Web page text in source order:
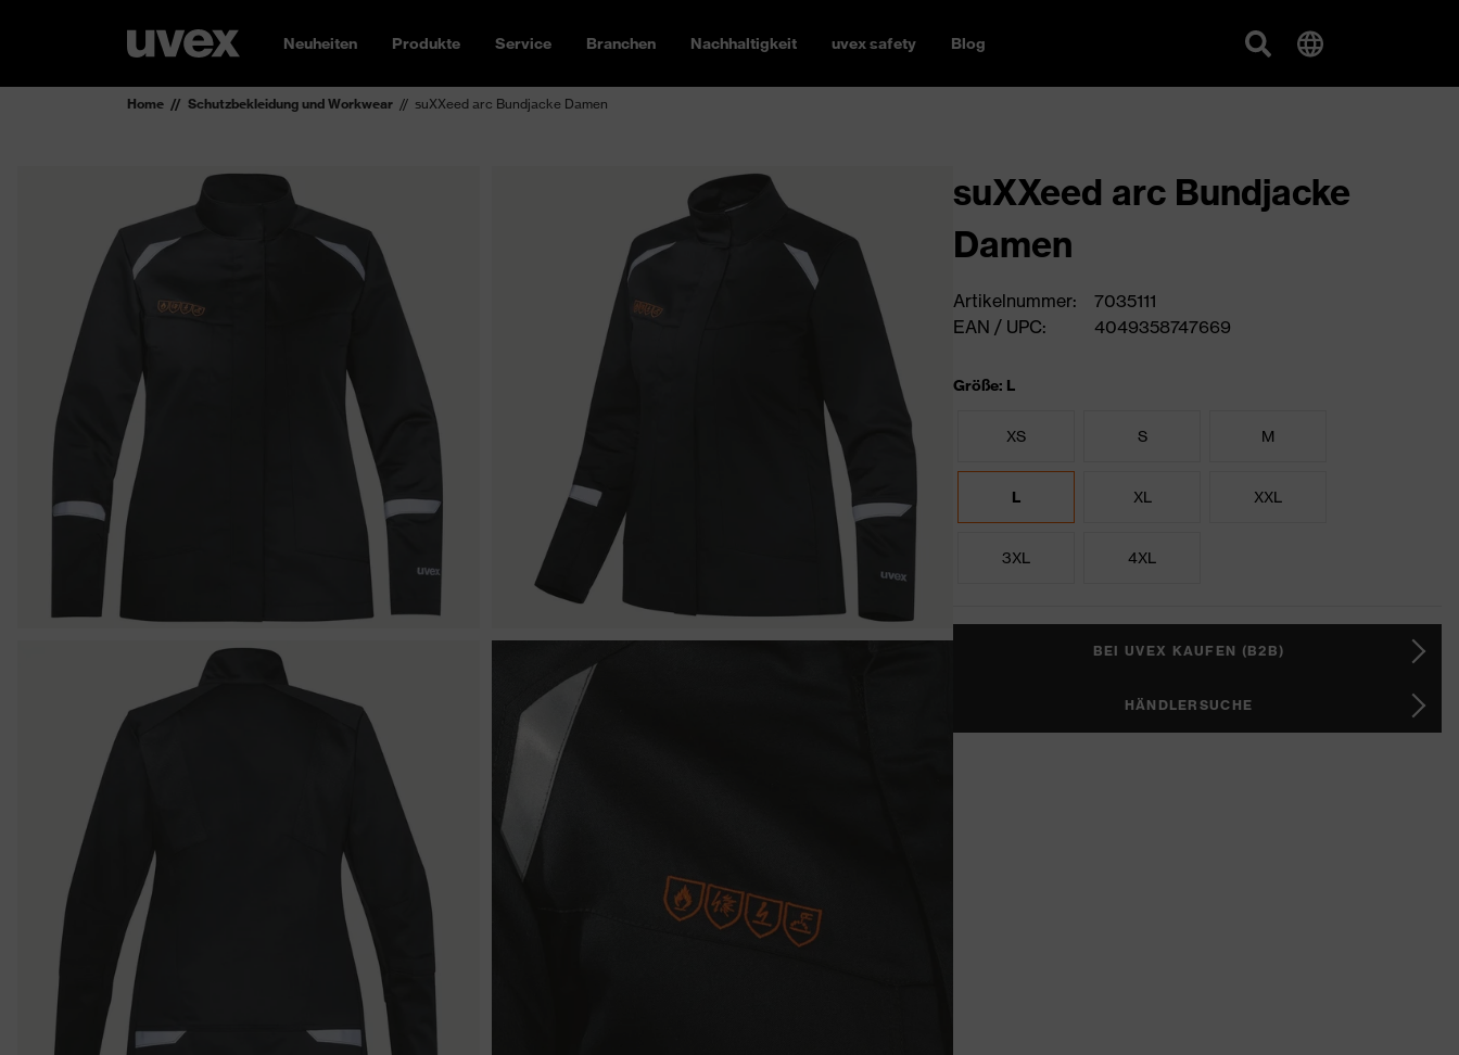
Neuheiten Produkte Service Branchen Nachhaltigkeit uvex safety Blog
Home Schutzbekleidung und Workwear suXXeed arc Bundjacke Damen
suXXeed arc Bundjacke
Damen
Artikelnummer:
7035111
EAN / UPC:
4049358747669
Größe: L
XS S M
L XL XXL
3XL 4XL
BEI UVEX KAUFEN (B2B)
HÄNDLERSUCHE